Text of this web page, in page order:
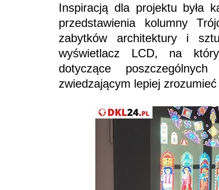
Inspiracją dla projektu była
przedstawienia kolumny
zabytków architektury i
wyświetlacz LCD, na
dotyczące
zwiedzającym lepiej zrozumieć